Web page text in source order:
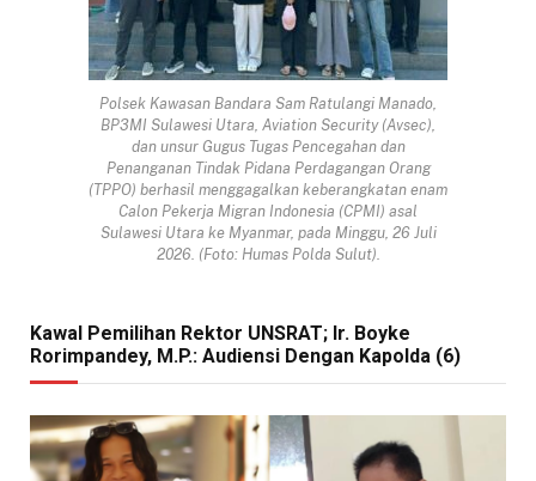
Polsek Kawasan Bandara Sam Ratulangi Manado,
BP3MI Sulawesi Utara, Aviation Security (Avsec),
dan unsur Gugus Tugas Pencegahan dan
Penanganan Tindak Pidana Perdagangan Orang
(TPPO) berhasil menggagalkan keberangkatan enam
Calon Pekerja Migran Indonesia (CPMI) asal
Sulawesi Utara ke Myanmar, pada Minggu, 26 Juli
2026. (Foto: Humas Polda Sulut).
Kawal Pemilihan Rektor UNSRAT; Ir. Boyke
Rorimpandey, M.P.: Audiensi Dengan Kapolda (6)